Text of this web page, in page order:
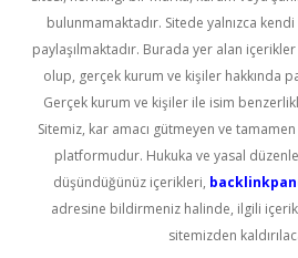
bulunmamaktadır. Sitede yalnızca kendi
paylaşılmaktadır. Burada yer alan
olup, gerçek kurum ve kişiler hakkında
Gerçek kurum ve kişiler ile isim
Sitemiz, kar amacı gütmeyen ve
platformudur. Hukuka ve yasal
düşündüğünüz içerikleri,
adresine bildirmeniz halinde, ilgili
sitemizden